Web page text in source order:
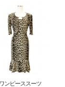
ワンピーススーツ